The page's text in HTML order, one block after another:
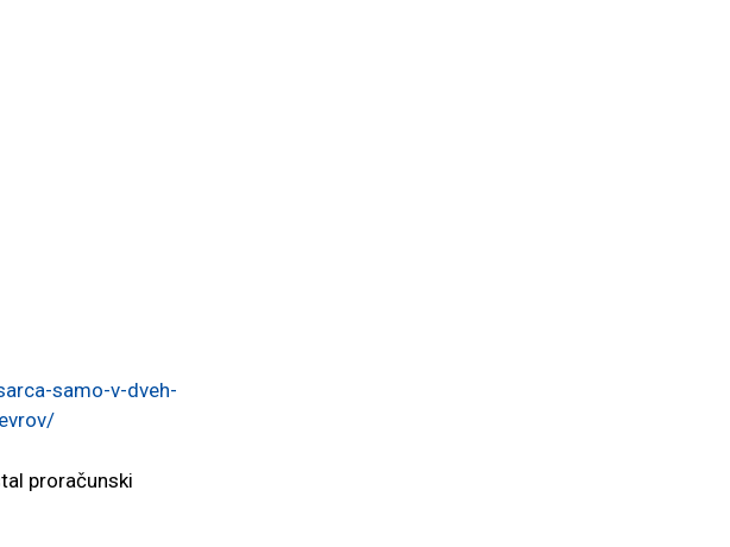
samo-v-dveh-
proračunski